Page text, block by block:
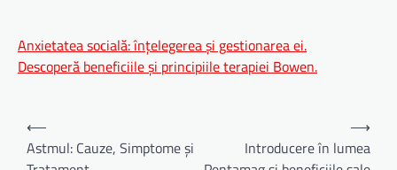
Anxietatea socială: înțelegerea și gestionarea ei.
Descoperă beneficiile și principiile terapiei Bowen.
Navigare
în
⟵
Astmul: Cauze, Simptome și
Introducere în lumea
⟶